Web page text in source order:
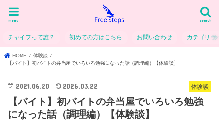
search
menu
チャイフって誰？ 初めての方はこちら お問い合わせ カテゴリー
HOME
体験談
【バイト】初バイトの弁当屋でいろいろ勉強になった話（調理編）【体験談】
体験談
2021.06.20 2026.03.22
【バイト】初バイトの弁当屋でいろいろ勉強
になった話（調理編）【体験談】